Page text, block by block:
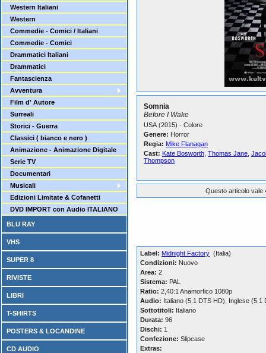
Western Italiani
Western
Commedie - Comici / Italiani
Commedie - Comici
Drammatici Italiani
Drammatici
Fantascienza
Avventura
Film d' Autore
Surreali
Storici - Guerra
Classici ( bianco e nero )
Animazione - Animazione Digitale
Serie TV
Documentari
Musicali
Edizioni Limitate & Cofanetti
DVD IMPORT con Audio ITALIANO
BLU RAY
VHS
SUPER 8
RIVISTE
LIBRI
T-SHIRTS
POSTERS & LOCANDINE
CD AUDIO
Somnia
Before I Wake
USA (2015) - Colore
Genere: Horror
Regia: Mike Flanagan
Cast: Kate Bosworth Thomas Jane
Thompson
Questo articolo vale
Label: Midnight Factory (Italia)
Condizioni: Nuovo
Area: 2
Sistema: PAL
Ratio: 2,40:1 Anamorfico 1080p
Audio: Italiano (5.1 DTS HD), Inglese (5.1
Sottotitoli: Italiano
Durata: 96
Dischi: 1
Confezione: Slipcase
Extras: